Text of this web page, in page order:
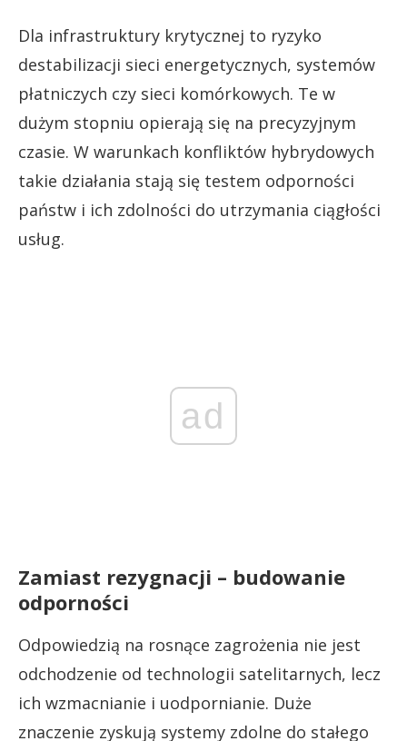
Dla infrastruktury krytycznej to ryzyko
destabilizacji sieci energetycznych, systemów
płatniczych czy sieci komórkowych. Te w
dużym stopniu opierają się na precyzyjnym
czasie. W warunkach konfliktów hybrydowych
takie działania stają się testem odporności
państw i ich zdolności do utrzymania ciągłości
usług.
ad
Zamiast rezygnacji – budowanie
odporności
Odpowiedzią na rosnące zagrożenia nie jest
odchodzenie od technologii satelitarnych, lecz
ich wzmacnianie i uodpornianie. Duże
znaczenie zyskują systemy zdolne do stałego